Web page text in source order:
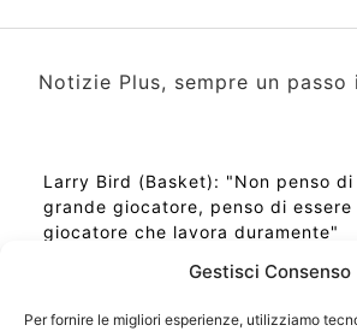
Gestisci Consenso
Per fornire le migliori esperienze, utilizziamo
Notizie Plus, sempre un passo
Larry Bird (Basket): "Non penso di
grande giocatore, penso di essere
giocatore che lavora duramente"